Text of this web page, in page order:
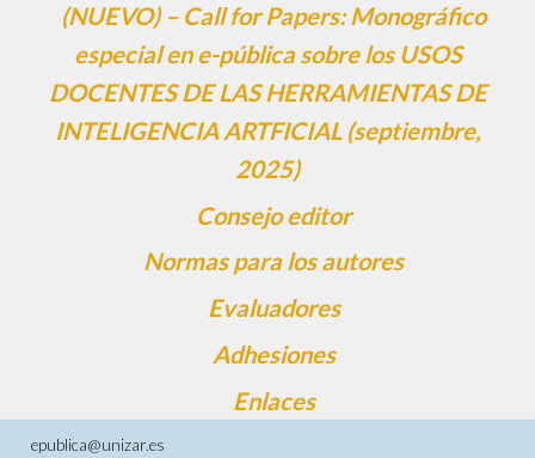
(NUEVO) – Call for Papers: Monográfico
especial en e-pública sobre los USOS
DOCENTES DE LAS HERRAMIENTAS DE
INTELIGENCIA ARTFICIAL (septiembre,
2025)
Consejo editor
Normas para los autores
Evaluadores
Adhesiones
Enlaces
epublica@unizar.es